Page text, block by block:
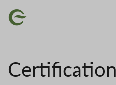
Image
Certification